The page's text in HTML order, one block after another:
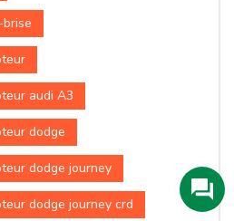
audi A3
dodge
dodge journey
dodge journey crd